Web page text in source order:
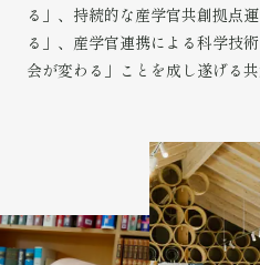
る」、持続的な産学官共創拠点
る」、産学官連携による科学技
会が変わる」ことを成し遂げる